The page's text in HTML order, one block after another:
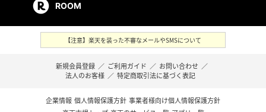
ROOM
【注意】楽天を装った不審なメールやSMSについて
新規会員登録 ／ ご利用ガイド ／ お問い合わせ ／
法人のお客様 ／ 特定商取引法に基づく表記
企業情報 個人情報保護方針 事業者様向け個人情報保護方針